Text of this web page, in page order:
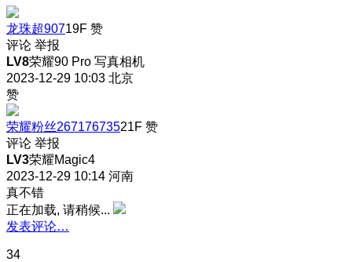
龙珠超90719F 赞
评论 举报
LV8荣耀90 Pro 写真相机
2023-12-29 10:03 北京
赞
荣耀粉丝26717673521F 赞
评论 举报
LV3荣耀Magic4
2023-12-29 10:14 河南
真不错
正在加载, 请稍候...
发表评论…
34